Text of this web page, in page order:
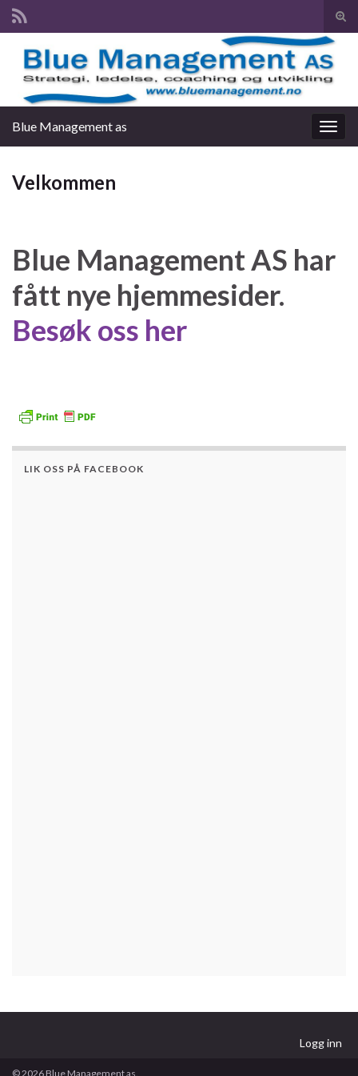
Slå
av/
Search for:
Slåu
av/på
Blue Management as
Velkommen
Blue Management AS har
fått nye hjemmesider.
Besøk oss her
LIK OSS PÅ FACEBOOK
Logg inn
© 2026 Blue Management as.